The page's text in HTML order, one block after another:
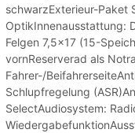
schwarzExterieur-Paket
OptikInnenausstattung:
Felgen 7,5x17 (15-
vornReserverad als
Fahrer-/
Schlupfregelung
SelectAudiosystem: